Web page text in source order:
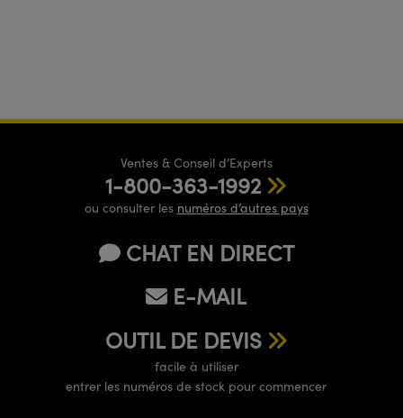
Ventes & Conseil d’Experts
1-800-363-1992
ou consulter les numéros d’autres pays
CHAT EN DIRECT
E-MAIL
OUTIL DE DEVIS
facile à utiliser
entrer les numéros de stock pour commencer